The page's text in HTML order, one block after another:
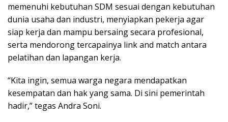
memenuhi kebutuhan SDM sesuai dengan kebutuhan
dunia usaha dan industri, menyiapkan pekerja agar
siap kerja dan mampu bersaing secara profesional,
serta mendorong tercapainya link and match antara
pelatihan dan lapangan kerja.
“Kita ingin, semua warga negara mendapatkan
kesempatan dan hak yang sama. Di sini pemerintah
hadir,” tegas Andra Soni.